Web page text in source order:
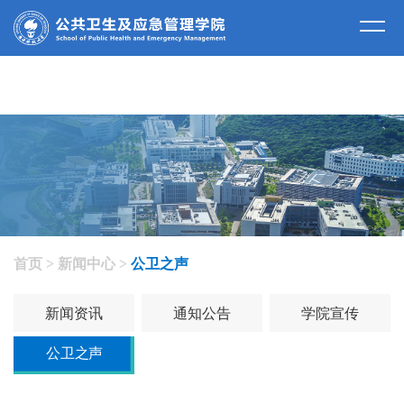
首页 > 新闻中心 > 公卫之声
新闻资讯 通知公告 学院宣传
公卫之声